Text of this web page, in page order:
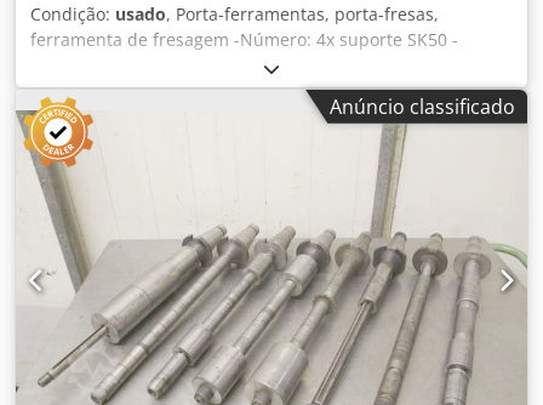
Condição: usado, Porta-ferramentas, porta-fresas,
ferramenta de fresagem -Número: 4x suporte SK50 -
diferentes designs -Adaptador para: MK1/MK3/MK4/MK5 -
Venda: apenas completa Dedpocx Sdqjfx Aahokr -Peso:
11,8 kg
Anúncio classificado